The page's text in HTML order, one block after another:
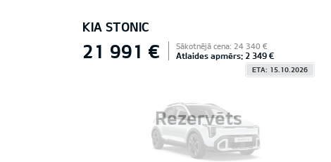
KIA STONIC
Rezervēts
21 991 € Sākotnējā cena: 24 340 €
Atlaides apmērs: 2 349 €
ETA: 15.10.2026